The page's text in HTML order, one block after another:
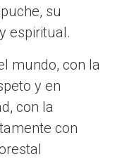
su
espiritual.
mundo, con la
y en
con la
con